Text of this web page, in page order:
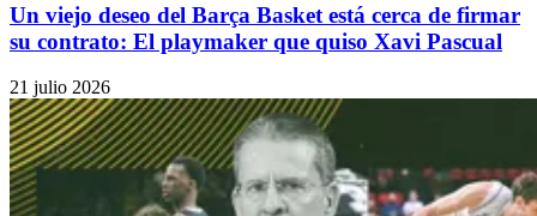
Un viejo deseo del Barça Basket está cerca de firmar
su contrato: El playmaker que quiso Xavi Pascual
21 julio 2026